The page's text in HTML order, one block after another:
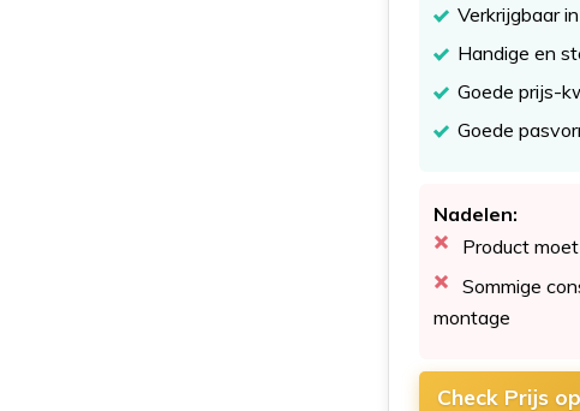
Verkrijgbaar
Handige en
Goede prijs-
Goede
Nadelen:
Product
Sommige
montage
Check Prijs